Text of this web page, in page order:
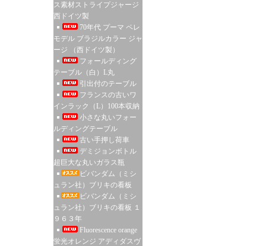
ス素材ストライプジャージ
西ドイツ製
70年代 プーマ ペレ
モデル ブラジルカラー ジャ
ージ （西ドイツ製）
フォールディング
テーブル（白）L丸
引出付のテーブル
フランスの古いワ
インラック（L）100本収納
小さな丸いフォー
ルディングテーブル
古い手押し荷車
デミジョンボトル
超巨大な丸いガラス瓶
ビバンダム（ミシ
ュラン社）ブリキの看板
ビバンダム（ミシ
ュラン社）ブリキの看板 １
９６３年
Fluorescence orange
蛍光オレンジ アディダスヴ